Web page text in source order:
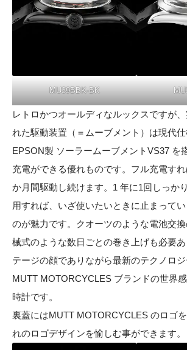
MU39BBK-BK
レトロかつオールディなルックスですが
れた駆動装置（＝ムーブメント）は現代
EPSON製 ソーラームーブメントVS37 を
充電ができる優れものです。フル充電す
か月間駆動し続けます。1 年に1回しっか
用すれば、いざ使いたいときに止まって
のが魅力です。クオーツのような電池交
械式のような数日ごとの巻き上げも必要
テージの顔でありながら最新のテクノロジ
MUTT MOTORCYCLES ブランドの世界
時計です。
裏蓋にはMUTT MOTORCYCLES のロゴ
れのロゴデザインを愉しむ事ができます。